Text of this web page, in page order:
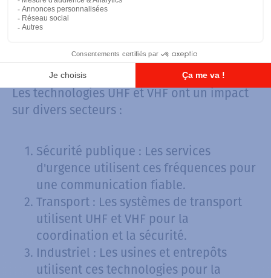
Radiodiffusion FM : Les stations de
radio FM utilisent la bande VHF pour
Secteurs d'activité concernés
Les technologies UHF et VHF ont un impact
sur divers secteurs :
Sécurité publique : Les services
d'urgence utilisent ces fréquences pour
une communication fiable.
Transport : Les systèmes de transport
utilisent UHF et VHF pour la
coordination et la sécurité.
Industriel : Les usines et entrepôts
utilisent ces technologies pour la